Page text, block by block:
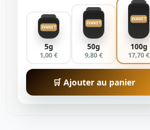
EVANS'T
5g
1,00 €
EVANS'T
50g
9,80 €
EVANS'T
100g
17,70 €
🛒 Ajouter au panier